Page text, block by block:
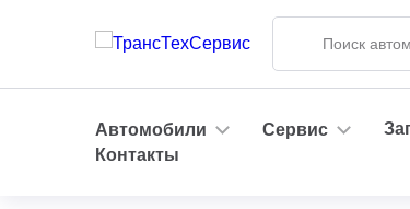
Автомобили Сервис
Контакты